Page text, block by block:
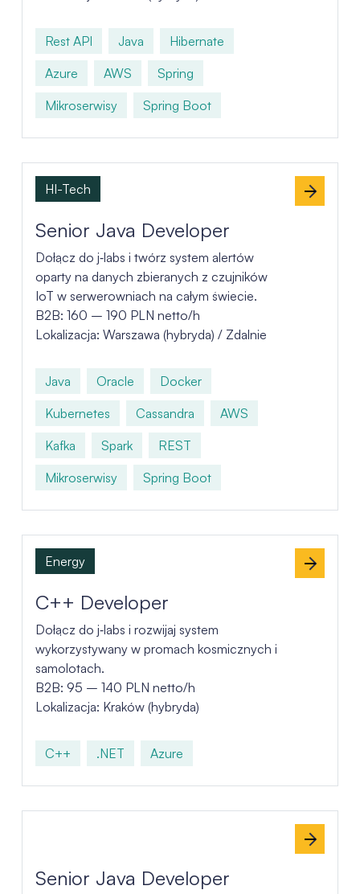
Rest API Java
Hibernate
Azure
AWS
Spring
Mikroserwisy
Spring Boot
Senior Java Developer
Dołącz do j‑labs i twórz system alertów
oparty na danych zbieranych z czujników
IoT w serwerowniach na całym świecie.
B2B: 160 – 190 PLN netto/h
Lokalizacja: Warszawa (hybryda) / Zdalnie
HI-Tech
Java Oracle
Docker
Kubernetes
Cassandra
AWS
Kafka
Spark
REST
Mikroserwisy
Spring Boot
C++ Developer
Dołącz do j‑labs i rozwijaj system
wykorzystywany w promach kosmicznych i
samolotach.
B2B: 95 – 140 PLN netto/h
Lokalizacja: Kraków (hybryda)
Energy
C++ .NET Azure
Senior Java Developer